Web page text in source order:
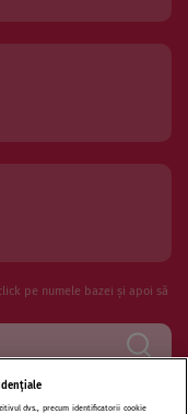
pe numele bazei și apoi să
dvs., precum identificatorii cookie